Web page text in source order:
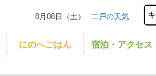
8月08日（土） 二戸の天気
にのへごはん 宿泊・アクセス